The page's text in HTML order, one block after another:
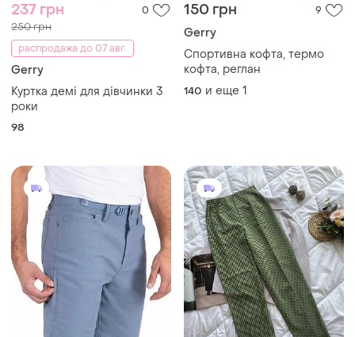
237 грн 0
250 грн
распродажа до 07 авг.
Gerry
Куртка демі для дівчинки 3
роки
98
150 грн 9
Gerry
Спортивна кофта, термо
кофта, реглан
140 и еще 1